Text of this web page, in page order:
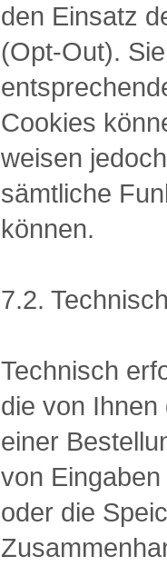
den Einsatz
(Opt-Out).
Cookies
weisen
sämtliche
können.
7.2.
Technisch
die von
einer
von
oder die